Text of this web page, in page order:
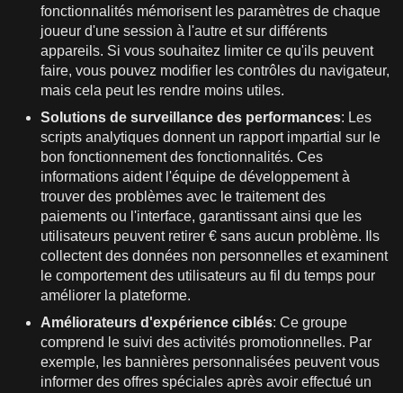
fonctionnalités mémorisent les paramètres de chaque
joueur d'une session à l'autre et sur différents
appareils. Si vous souhaitez limiter ce qu'ils peuvent
faire, vous pouvez modifier les contrôles du navigateur,
mais cela peut les rendre moins utiles.
Solutions de surveillance des performances: Les
scripts analytiques donnent un rapport impartial sur le
bon fonctionnement des fonctionnalités. Ces
informations aident l'équipe de développement à
trouver des problèmes avec le traitement des
paiements ou l'interface, garantissant ainsi que les
utilisateurs peuvent retirer € sans aucun problème. Ils
collectent des données non personnelles et examinent
le comportement des utilisateurs au fil du temps pour
améliorer la plateforme.
Améliorateurs d'expérience ciblés: Ce groupe
comprend le suivi des activités promotionnelles. Par
exemple, les bannières personnalisées peuvent vous
informer des offres spéciales après avoir effectué un